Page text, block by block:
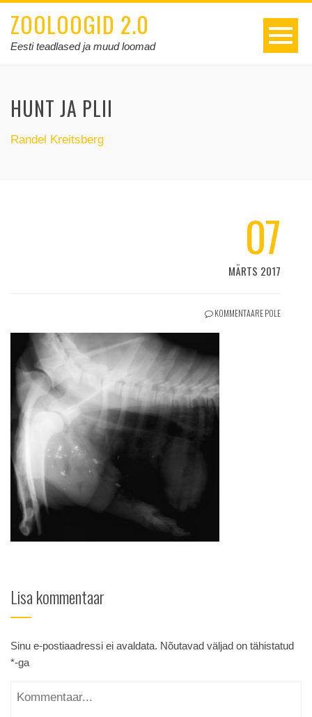
ZOOLOOGID 2.0
Eesti teadlased ja muud loomad
HUNT JA PLII
Randel Kreitsberg
07
MÄRTS 2017
KOMMENTAARE POLE
Lisa kommentaar
Sinu e-postiaadressi ei avaldata. Nõutavad väljad on tähistatud
*-ga